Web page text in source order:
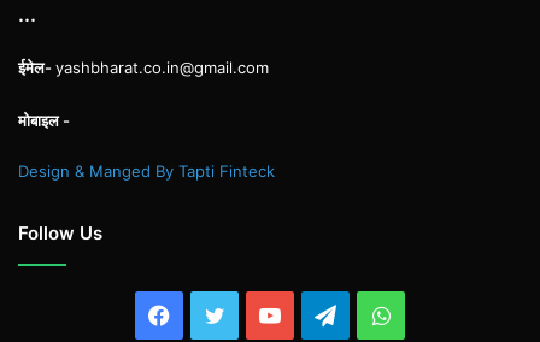
...
ईमेल-yashbharat.co.in@gmail.com
मोबाइल -
Design & Manged By Tapti Finteck
Follow Us
Facebook
TwitterYouTubeTelegramWhatsApp